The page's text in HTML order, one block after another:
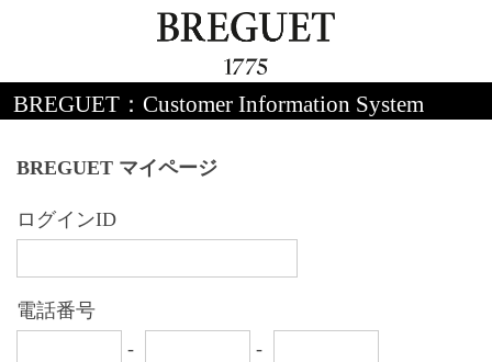
BREGUET：Customer Information System
BREGUET マイページ
ログインID
電話番号
-
-